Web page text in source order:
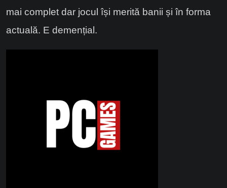
mai complet dar jocul își merită banii și în forma
actuală. E demențial.